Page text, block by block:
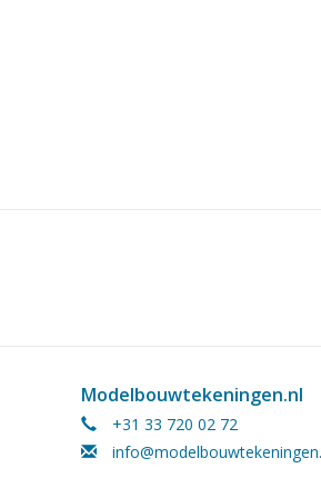
Modelbouwtekeningen.nl
+31 33 720 02 72